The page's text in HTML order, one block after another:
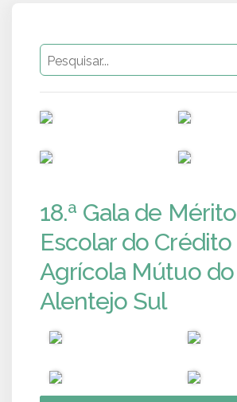
18.ª Gala de Mérito
Escolar do Crédito
Agrícola Mútuo do
Alentejo Sul